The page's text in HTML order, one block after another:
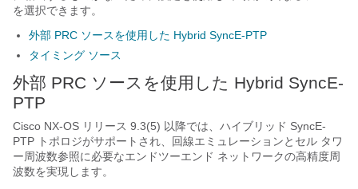
を選択できます。
外部 PRC ソースを使用した Hybrid SyncE-PTP
タイミング ソース
外部 PRC ソースを使用した Hybrid SyncE-
PTP
Cisco NX-OS リリース 9.3(5) 以降では、ハイブリッド SyncE-
PTP トポロジがサポートされ、回線エミュレーションとセル タワ
ー周波数参照に必要なエンドツーエンド ネットワークの高精度周
波数を実現します。